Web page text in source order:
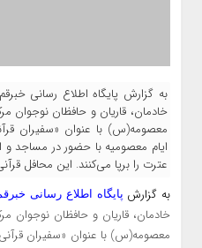
به گزارش پایگاه اطلاع رسانی
خادمان، قاریان و حافظان
معصومه(س) با عنوان «سفیران
ایام معصومیه با حضور در مساجد و
عترت را برپا می‌کنند. این محافل
به گزارش پایگاه اطلاع رسانی
خادمان، قاریان و حافظان
معصومه(س) با عنوان «سفیران